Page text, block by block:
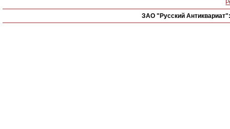
ЗАО "Русский Антиквариат":